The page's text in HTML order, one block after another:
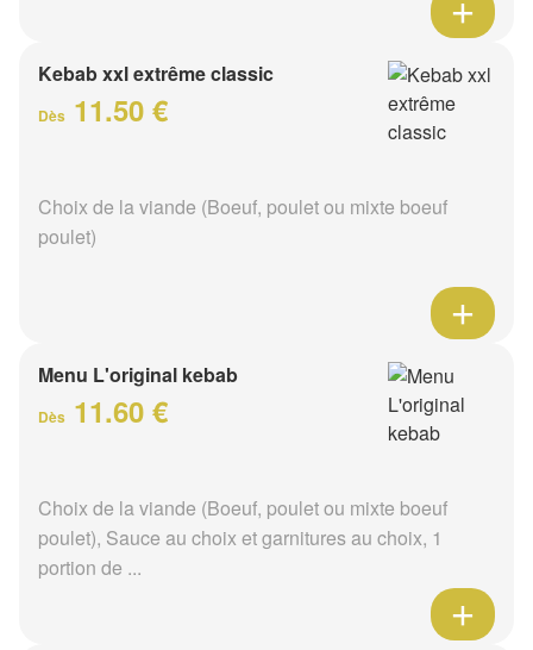
Kebab xxl extrême classic
Dès 11.50 €
Choix de la viande (Boeuf, poulet ou mixte boeuf
poulet)
Menu L'original kebab
Dès 11.60 €
Choix de la viande (Boeuf, poulet ou mixte boeuf
poulet), Sauce au choix et garnitures au choix, 1
portion de ...